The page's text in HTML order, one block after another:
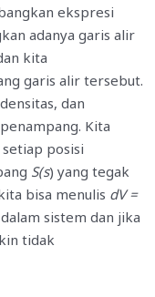
ekspresi
adanya garis alir
kita
garis alir tersebut.
dan
Kita
posisi
S(s) yang tegak
bisa menulis dV =
sistem dan jika
tidak